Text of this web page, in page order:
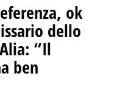
ok
dello
“Il
ben